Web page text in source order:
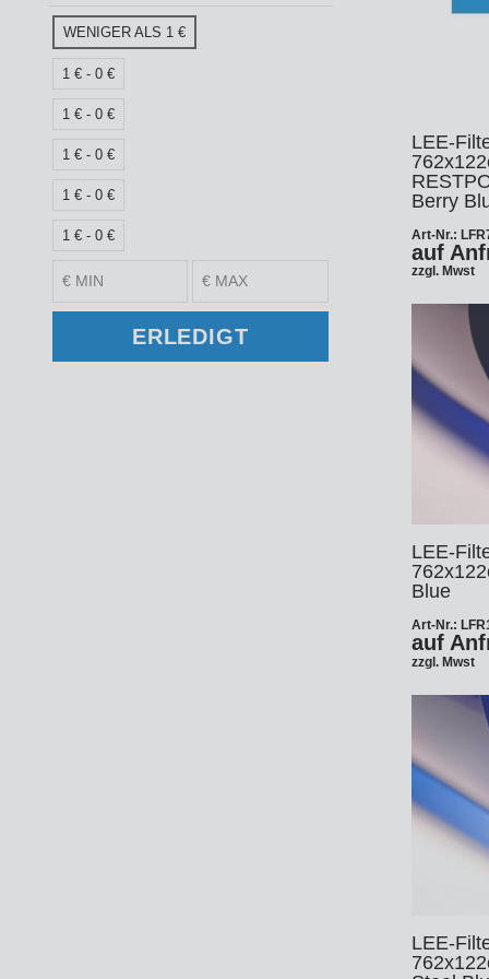
-
WENIGER ALS 1 €
1 € - 0 €
1 € - 0 €
1 € - 0 €
1 € - 0 €
1 € - 0 €
ERLEDIGT
LEE-
Berry
Art-Nr.:
auf
zzgl. Mwst
LEE-
Blue
Art-Nr.:
auf
zzgl. Mwst
LEE-